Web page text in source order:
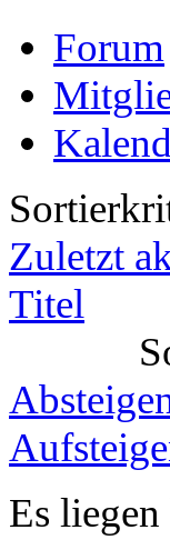
Forum
Zuletzt
Titel
Es